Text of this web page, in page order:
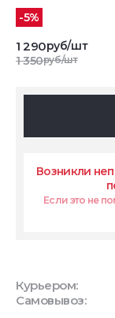
-5%
1 290руб/шт
1 350руб/шт
Возникли
Если это не
Курьером:
Самовывоз: